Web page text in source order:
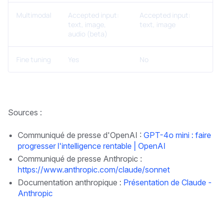
Multimodal
Accepted input:
text, image,
audio (beta)
Accepted input:
text, image
Fine tuning Yes No
Sources :
Communiqué de presse d'OpenAI : GPT-4o mini : faire
progresser l'intelligence rentable | OpenAI
Communiqué de presse Anthropic :
https://www.anthropic.com/claude/sonnet
Documentation anthropique : Présentation de Claude -
Anthropic